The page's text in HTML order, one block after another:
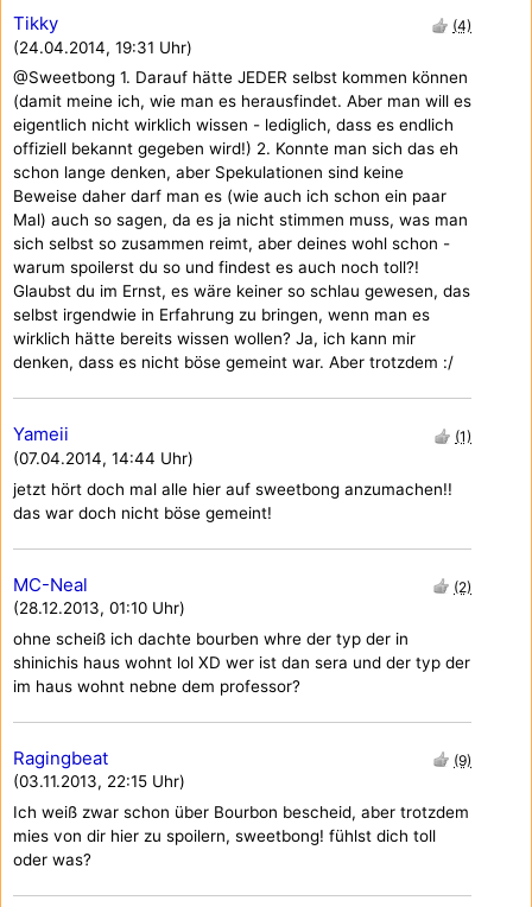
Tikky
(24.04.2014, 19:31 Uhr)
(4)
@Sweetbong 1. Darauf hätte JEDER selbst kommen können
(damit meine ich, wie man es herausfindet. Aber man will es
eigentlich nicht wirklich wissen - lediglich, dass es endlich
offiziell bekannt gegeben wird!) 2. Konnte man sich das eh
schon lange denken, aber Spekulationen sind keine
Beweise daher darf man es (wie auch ich schon ein paar
Mal) auch so sagen, da es ja nicht stimmen muss, was man
sich selbst so zusammen reimt, aber deines wohl schon -
warum spoilerst du so und findest es auch noch toll?!
Glaubst du im Ernst, es wäre keiner so schlau gewesen, das
selbst irgendwie in Erfahrung zu bringen, wenn man es
wirklich hätte bereits wissen wollen? Ja, ich kann mir
denken, dass es nicht böse gemeint war. Aber trotzdem :/
Yameii
(07.04.2014, 14:44 Uhr)
(1)
jetzt hört doch mal alle hier auf sweetbong anzumachen!!
das war doch nicht böse gemeint!
MC-Neal
(28.12.2013, 01:10 Uhr)
(2)
ohne scheiß ich dachte bourben whre der typ der in
shinichis haus wohnt lol XD wer ist dan sera und der typ der
im haus wohnt nebne dem professor?
Ragingbeat
(03.11.2013, 22:15 Uhr)
(9)
Ich weiß zwar schon über Bourbon bescheid, aber trotzdem
mies von dir hier zu spoilern, sweetbong! fühlst dich toll
oder was?